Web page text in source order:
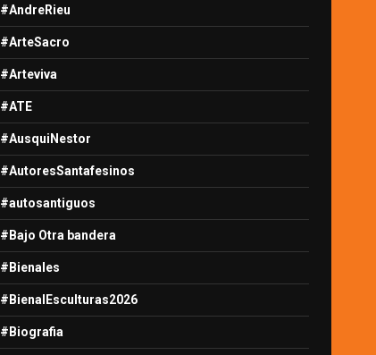
#AndreRieu
#ArteSacro
#Arteviva
#ATE
#AusquiNestor
#AutoresSantafesinos
#autosantiguos
#Bajo Otra bandera
#Bienales
#BienalEsculturas2026
#Biografia